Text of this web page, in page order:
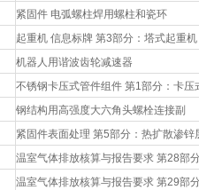
紧固件 电弧螺柱焊用螺柱和瓷环
起重机 信息标牌 第3部分：塔式起重机
机器人用谐波齿轮减速器
不锈钢卡压式管件组件 第1部分：卡压
钢结构用高强度大六角头螺栓连接副
紧固件表面处理 第5部分：热扩散渗锌
温室气体排放核算与报告要求 第28部
温室气体排放核算与报告要求 第29部